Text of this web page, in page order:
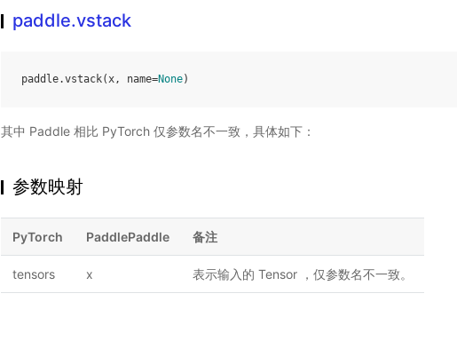
paddle.vstack
paddle.vstack(x, name=None)
其中 Paddle 相比 PyTorch 仅参数名不一致，具体如下：
参数映射
PyTorch PaddlePaddle 备注
tensors x 表示输入的 Tensor ，仅参数名不一致。